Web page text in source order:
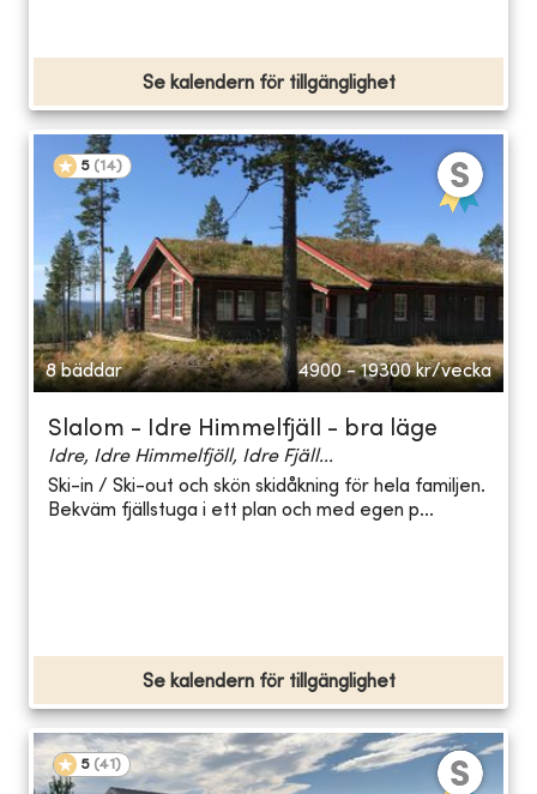
Se kalendern för tillgänglighet
5 (14)
8 bäddar 4900 - 19300 kr/vecka
Slalom - Idre Himmelfjäll - bra läge
Idre, Idre Himmelfjöll, Idre Fjäll...
Ski-in / Ski-out och skön skidåkning för hela familjen.
Bekväm fjällstuga i ett plan och med egen p...
Se kalendern för tillgänglighet
5 (41 )